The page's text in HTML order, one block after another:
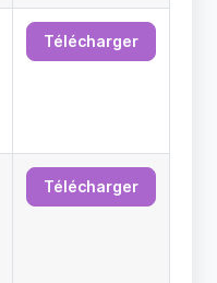
Télécharger
Télécharger